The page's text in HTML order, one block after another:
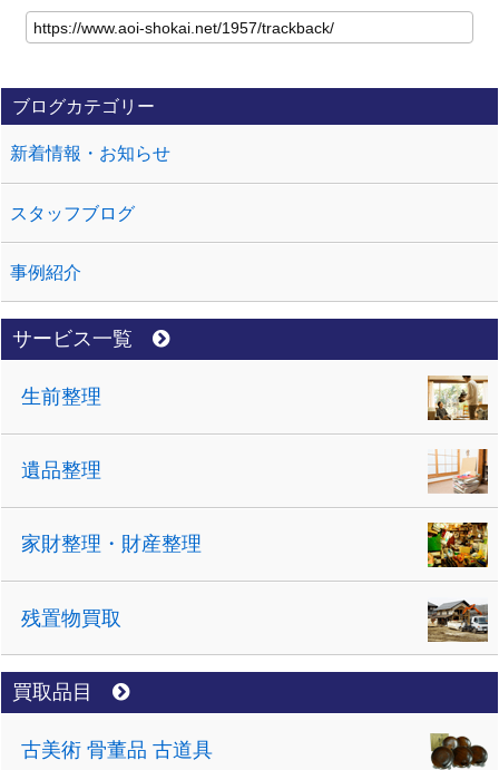
ブログカテゴリー
新着情報・お知らせ
スタッフブログ
事例紹介
サービス一覧
生前整理
遺品整理
家財整理・財産整理
残置物買取
買取品目
古美術 骨董品 古道具